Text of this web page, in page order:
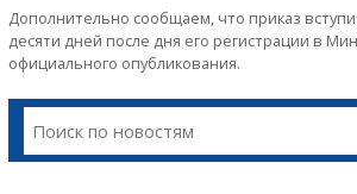
Дополнительно сообщаем, что приказ
десяти дней после дня его регистрации в
официального опубликования.